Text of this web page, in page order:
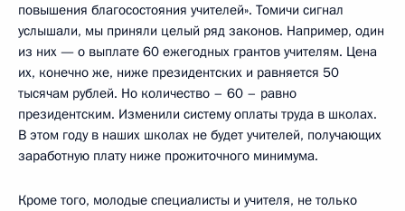
повышения благосостояния учителей». Томичи сигнал
услышали, мы приняли целый ряд законов. Например, один
из них — о выплате 60 ежегодных грантов учителям. Цена
их, конечно же, ниже президентских и равняется 50
тысячам рублей. Но количество – 60 – равно
президентским. Изменили систему оплаты труда в школах.
В этом году в наших школах не будет учителей, получающих
заработную плату ниже прожиточного минимума.
Кроме того, молодые специалисты и учителя, не только